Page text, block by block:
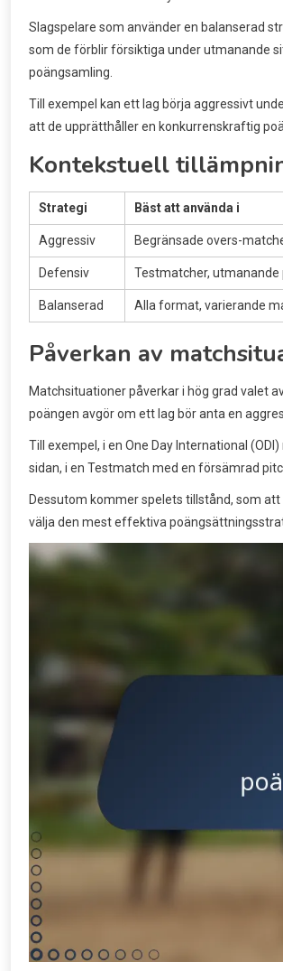
Slagspelare som använder en balanserad
som de förblir försiktiga under utmanande
poängsamling.
Till exempel kan ett lag börja aggressivt
att de upprätthåller en konkurrenskraftig
Kontekstuell
Strategi Bäst att använda i
Aggressiv Begränsade overs-
Defensiv Testmatcher,
Balanserad Alla format, varierande
Påverkan av
Matchsituationer påverkar i hög grad valet
poängen avgör om ett lag bör anta en
Till exempel, i en One Day International
sidan, i en Testmatch med en försämrad
Dessutom kommer spelets tillstånd, som
välja den mest effektiva